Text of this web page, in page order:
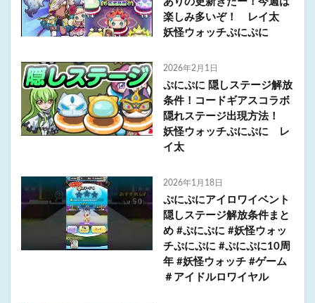
楽しみ多いぞ！ レイ太
妖怪ウォッチぷにぷに
2026年2月1日
ぷにぷに 隠しステージ解放
条件！コードギアスコラボ
隠れステージ出現方法！
妖怪ウォッチぷにぷに レ
イ太
2026年1月18日
ぷにぷにアイロワイベント
隠しステージ解放条件まと
め #ぷにぷに #妖怪ウォッ
チぷにぷに #ぷにぷに10周
年 #妖怪ウォッチ #ゲーム
＃アイドルロワイヤル